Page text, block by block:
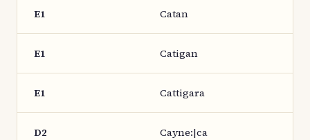
E1 Catan
E1 Catigan
E1 Cattigara
D2 Cayne:|ca